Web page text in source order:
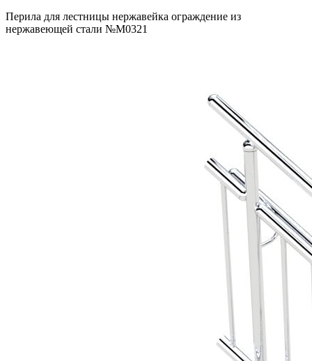
Перила для лестницы нержавейка ограждение из
нержавеющей стали №М0321